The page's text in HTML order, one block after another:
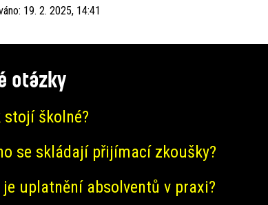
19. 2. 2025, 14:41
otázky
stojí školné?
se skládají přijímací zkoušky?
je uplatnění absolventů v praxi?